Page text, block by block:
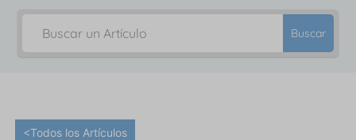
Buscar
<Todos los Artículos